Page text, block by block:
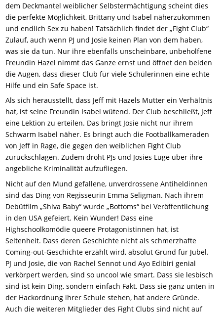
dem Deckmantel weiblicher Selbstermächtigung scheint dies
die perfekte Möglichkeit, Brittany und Isabel näherzukommen
und endlich Sex zu haben! Tatsächlich findet der „Fight Club“
Zulauf, auch wenn PJ und Josie keinen Plan von dem haben,
was sie da tun. Nur ihre ebenfalls unscheinbare, unbeholfene
Freundin Hazel nimmt das Ganze ernst und öffnet den beiden
die Augen, dass dieser Club für viele Schülerinnen eine echte
Hilfe und ein Safe Space ist.
Als sich herausstellt, dass Jeff mit Hazels Mutter ein Verhältnis
hat, ist seine Freundin Isabel wütend. Der Club beschließt, Jeff
eine Lektion zu erteilen. Das bringt Josie nicht nur ihrem
Schwarm Isabel näher. Es bringt auch die Footballkameraden
von Jeff in Rage, die gegen den weiblichen Fight Club
zurückschlagen. Zudem droht PJs und Josies Lüge über ihre
angebliche Kriminalität aufzufliegen.
Nicht auf den Mund gefallene, unverdrossene Antiheldinnen
sind das Ding von Regisseurin Emma Seligman. Nach ihrem
Debütfilm „Shiva Baby“ wurde „Bottoms“ bei Veröffentlichung
in den USA gefeiert. Kein Wunder! Dass eine
Highschoolkomödie queere Protagonistinnen hat, ist
Seltenheit. Dass deren Geschichte nicht als schmerzhafte
Coming-out-Geschichte erzählt wird, absolut Grund für Jubel.
PJ und Josie, die von Rachel Sennot und Ayo Edibiri genial
verkörpert werden, sind so uncool wie smart. Dass sie lesbisch
sind ist kein Ding, sondern einfach Fakt. Dass sie ganz unten in
der Hackordnung ihrer Schule stehen, hat andere Gründe.
Auch die weiteren Mitglieder des Fight Clubs sind nicht auf